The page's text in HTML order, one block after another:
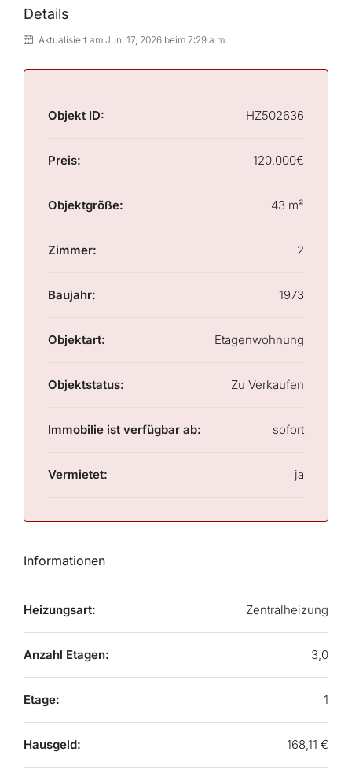
Details
Aktualisiert am Juni 17, 2026 beim 7:29 a.m.
Objekt ID: HZ502636
Preis: 120.000€
Objektgröße: 43 m²
Zimmer: 2
Baujahr: 1973
Objektart: Etagenwohnung
Objektstatus: Zu Verkaufen
Immobilie ist verfügbar ab: sofort
Vermietet: ja
Informationen
Heizungsart: Zentralheizung
Anzahl Etagen: 3,0
Etage: 1
Hausgeld: 168,11 €